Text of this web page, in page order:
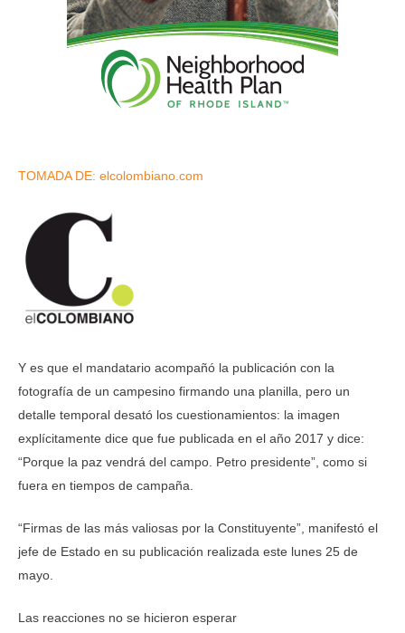
TOMADA DE: elcolombiano.com
Y es que el mandatario acompañó la publicación con la
fotografía de un campesino firmando una planilla, pero un
detalle temporal desató los cuestionamientos: la imagen
explícitamente dice que fue publicada en el año 2017 y dice:
“Porque la paz vendrá del campo. Petro presidente”, como si
fuera en tiempos de campaña.
“Firmas de las más valiosas por la Constituyente”, manifestó el
jefe de Estado en su publicación realizada este lunes 25 de
mayo.
Las reacciones no se hicieron esperar